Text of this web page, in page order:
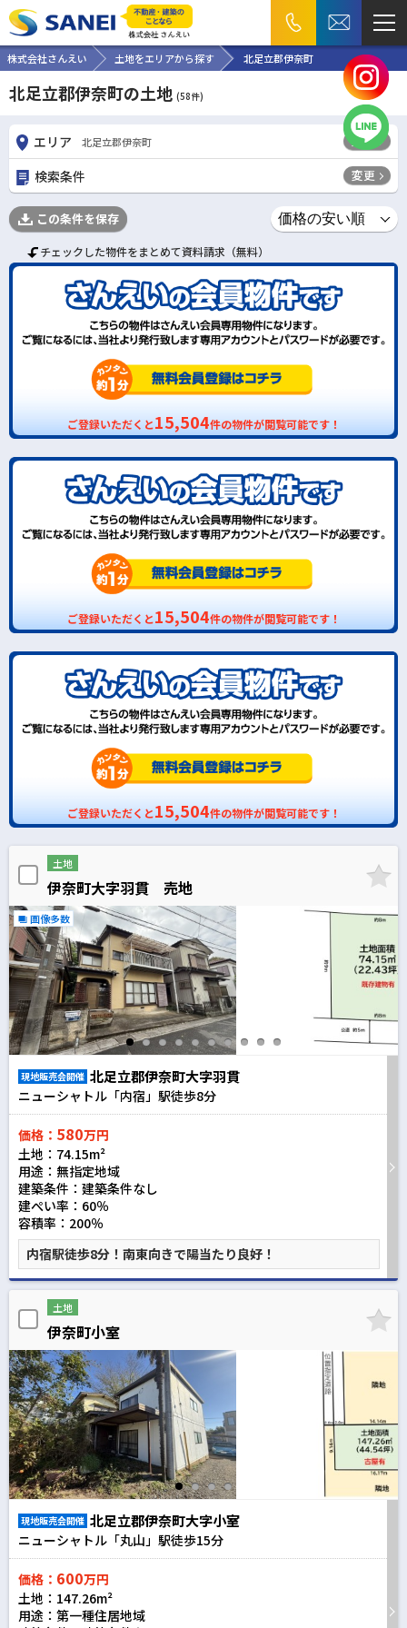
株式会社さんえい 土地をエリアから探す 北足立郡伊奈町
北足立郡伊奈町の土地 (58件)
エリア 北足立郡伊奈町 変更
検索条件 変更
この条件を保存
チェックした物件をまとめて資料請求（無料）
ご登録いただくと15,504件の物件が閲覧可能です！
ご登録いただくと15,504件の物件が閲覧可能です！
ご登録いただくと15,504件の物件が閲覧可能です！
土地
伊奈町大字羽貫 売地
画像多数
現地販売会開催 北足立郡伊奈町大字羽貫
ニューシャトル「内宿」駅徒歩8分
価格： 580万円
土地：74.15m²
用途：無指定地域
建築条件： 建築条件なし
建ぺい率：60％
容積率：200％
内宿駅徒歩8分！南東向きで陽当たり良好！
土地
伊奈町小室
現地販売会開催 北足立郡伊奈町大字小室
ニューシャトル「丸山」駅徒歩15分
価格： 600万円
土地：147.26m²
用途：第一種住居地域